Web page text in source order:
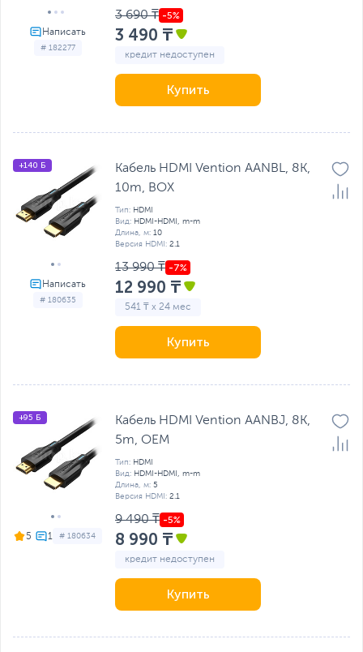
# 182277
3 690 ₸
3 490 ₸
кредит недоступен
Купить
# 180635
+140 Б
Кабель HDMI Vention AANBL, 8K,
10m, BOX
Тип: HDMI
Вид: HDMI-HDMI, m-m
Длина, м: 10
Версия HDMI: 2.1
13 990 ₸
12 990 ₸
541 ₸ x 24 мес
Купить
5 # 180634
+95 Б
Кабель HDMI Vention AANBJ, 8K,
5m, OEM
Тип: HDMI
Вид: HDMI-HDMI, m-m
Длина, м: 5
Версия HDMI: 2.1
9 490 ₸
8 990 ₸
кредит недоступен
Купить